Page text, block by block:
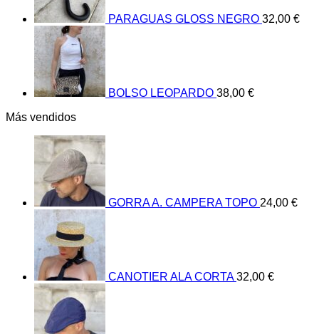
PARAGUAS GLOSS NEGRO 32,00 €
BOLSO LEOPARDO 38,00 €
Más vendidos
GORRA A. CAMPERA TOPO 24,00 €
CANOTIER ALA CORTA 32,00 €